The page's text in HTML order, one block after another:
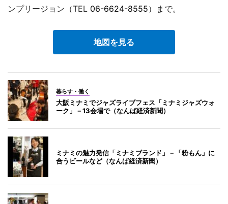
ンプリージョン（TEL 06-6624-8555）まで。
地図を見る
暮らす・働く
大阪ミナミでジャズライブフェス「ミナミジャズウォ
ーク」－13会場で（なんば経済新聞）
ミナミの魅力発信「ミナミブランド」－「粉もん」に
合うビールなど（なんば経済新聞）